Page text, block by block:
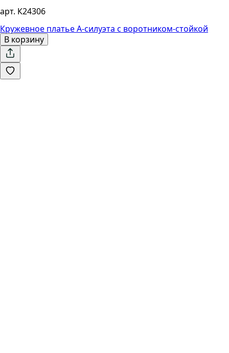
арт. К24306
Кружевное платье А-силуэта с воротником-стойкой
В корзину